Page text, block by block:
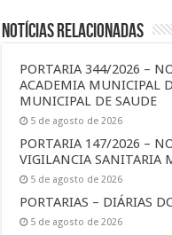
Notícias Relacionadas
PORTARIA 344/2026 –
ACADEMIA MUNICIPAL
MUNICIPAL DE SAUDE
5 de agosto de 2026
PORTARIA 147/2026 –
VIGILANCIA SANITARIA
5 de agosto de 2026
PORTARIAS – DIÁRIAS
5 de agosto de 2026